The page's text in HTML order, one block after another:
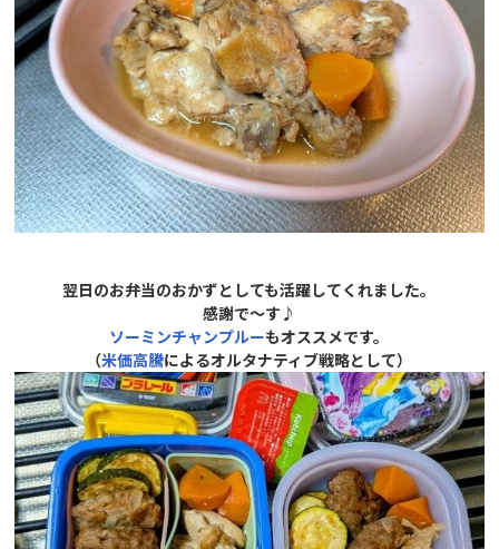
翌日のお弁当のおかずとしても活躍してくれました。
感謝で～す♪
ソーミンチャンプルーもオススメです。
（米価高騰によるオルタナティブ戦略として）